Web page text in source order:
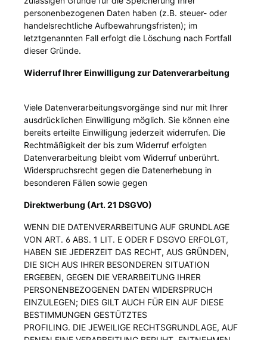
personenbezogenen Daten haben (z.B. steuer- oder
handelsrechtliche Aufbewahrungsfristen); im
letztgenannten Fall erfolgt die Löschung nach Fortfall
dieser Gründe.
Widerruf Ihrer Einwilligung zur Datenverarbeitung
Viele Datenverarbeitungsvorgänge sind nur mit Ihrer
ausdrücklichen Einwilligung möglich. Sie können eine
bereits erteilte Einwilligung jederzeit widerrufen. Die
Rechtmäßigkeit der bis zum Widerruf erfolgten
Datenverarbeitung bleibt vom Widerruf unberührt.
Widerspruchsrecht gegen die Datenerhebung in
besonderen Fällen sowie gegen
Direktwerbung (Art. 21 DSGVO)
WENN DIE DATENVERARBEITUNG AUF GRUNDLAGE
VON ART. 6 ABS. 1 LIT. E ODER F DSGVO ERFOLGT,
HABEN SIE JEDERZEIT DAS RECHT, AUS GRÜNDEN,
DIE SICH AUS IHRER BESONDEREN SITUATION
ERGEBEN, GEGEN DIE VERARBEITUNG IHRER
PERSONENBEZOGENEN DATEN WIDERSPRUCH
EINZULEGEN; DIES GILT AUCH FÜR EIN AUF DIESE
BESTIMMUNGEN GESTÜTZTES
PROFILING. DIE JEWEILIGE RECHTSGRUNDLAGE, AUF